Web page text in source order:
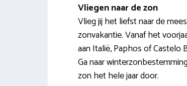
Vliegen naar de zon
Vlieg jij het liefst naar de
zonvakantie. Vanaf het
aan Italië, Paphos of Castelo
Ga naar
zon het hele jaar door.